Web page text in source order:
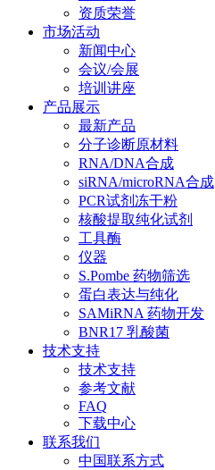
资质荣誉
市场活动
新闻中心
会议/会展
培训讲座
产品展示
最新产品
分子诊断原材料
RNA/DNA合成
siRNA/microRNA合成
PCR试剂冻干粉
核酸提取纯化试剂
工具酶
仪器
S.Pombe 药物筛选
蛋白表达与纯化
SAMiRNA 药物开发
BNR17 乳酸菌
技术支持
技术支持
参考文献
FAQ
下载中心
联系我们
中国联系方式